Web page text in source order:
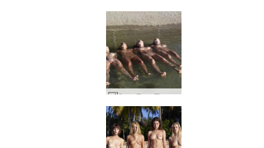
Coxy Flora Thea Zaika våta kroppar #8